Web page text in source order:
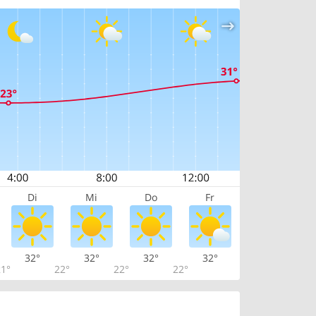
Di Mi Do Fr
32°
22°
32°
22°
32°
22°
32°